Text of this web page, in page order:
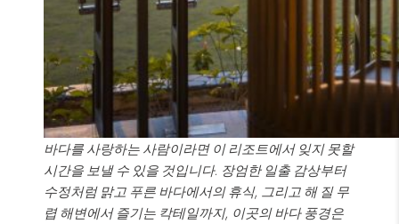
바다를 사랑하는 사람이라면 이 리조트에서 잊지 못할
시간을 보낼 수 있을 것입니다. 장엄한 일출 감상부터
수정처럼 맑고 푸른 바다에서의 휴식, 그리고 해 질 무
렵 해변에서 즐기는 칵테일까지, 이곳의 바다 풍경은